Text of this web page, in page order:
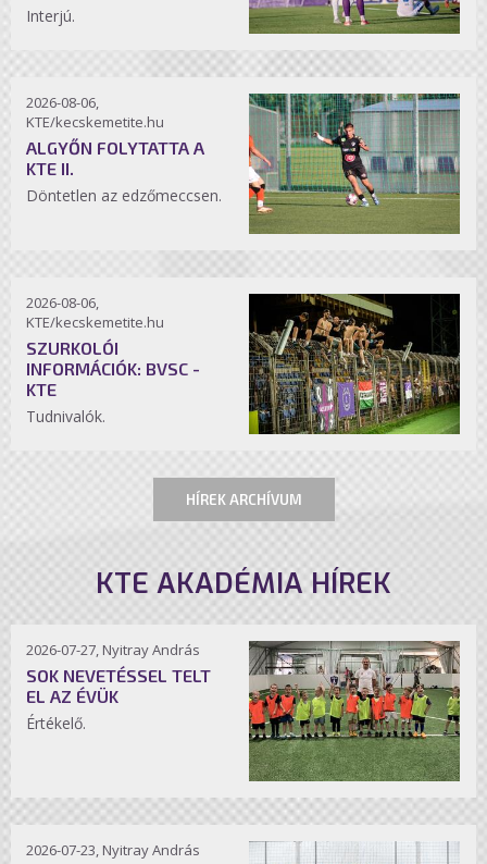
Interjú.
2026-08-06,
KTE/kecskemetite.hu
ALGYŐN FOLYTATTA A
KTE II.
Döntetlen az edzőmeccsen.
2026-08-06,
KTE/kecskemetite.hu
SZURKOLÓI
INFORMÁCIÓK: BVSC -
KTE
Tudnivalók.
HÍREK ARCHÍVUM
KTE AKADÉMIA HÍREK
2026-07-27, Nyitray András
SOK NEVETÉSSEL TELT
EL AZ ÉVÜK
Értékelő.
2026-07-23, Nyitray András